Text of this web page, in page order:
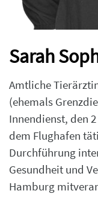
Sarah
Amtliche
(ehemals
Innendienst, den
dem Flughafen
Durchführung
Gesundheit und
Hamburg